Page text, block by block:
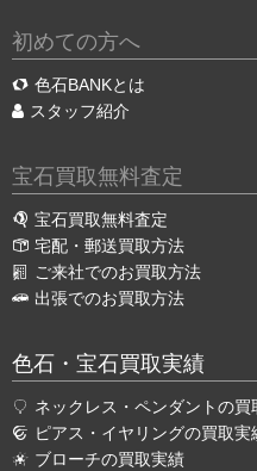
初めての方へ
色石BANKとは
スタッフ紹介
宝石買取無料査定
宝石買取無料査定
宅配・郵送買取方法
ご来社でのお買取方法
出張でのお買取方法
色石・宝石買取実績
ネックレス・ペンダントの買
ピアス・イヤリングの買取実
ブローチの買取実績